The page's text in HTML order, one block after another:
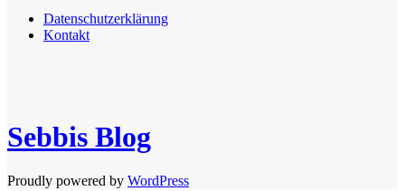
Datenschutzerklärung
Kontakt
Sebbis Blog
Proudly powered by WordPress